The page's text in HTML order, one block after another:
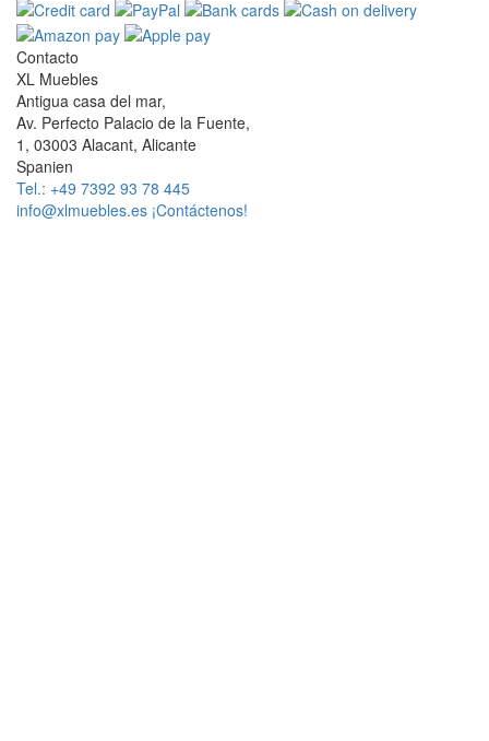
Contacto
XL Muebles
Antigua casa del mar,
Av. Perfecto Palacio de la Fuente,
1, 03003 Alacant, Alicante
Spanien
Tel.: +49 7392 93 78 445
info@xlmuebles.es ¡Contáctenos!